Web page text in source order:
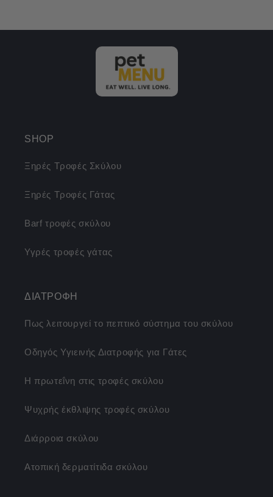
SHOP
Ξηρές Τροφές Σκύλου
Ξηρές Τροφές Γάτας
Barf τροφές σκύλου
Υγρές τροφές γάτας
ΔΙΑΤΡΟΦΗ
Πως λειτουργεί το πεπτικό σύστημα του σκύλου
Οδηγός Υγιεινής Διατροφής για Γάτες
Η πρωτεΐνη στις τροφές σκύλου
Ψυχρής έκθλιψης τροφές σκύλου
Διάρροια σκύλου
Ατοπική δερματίτιδα σκύλου